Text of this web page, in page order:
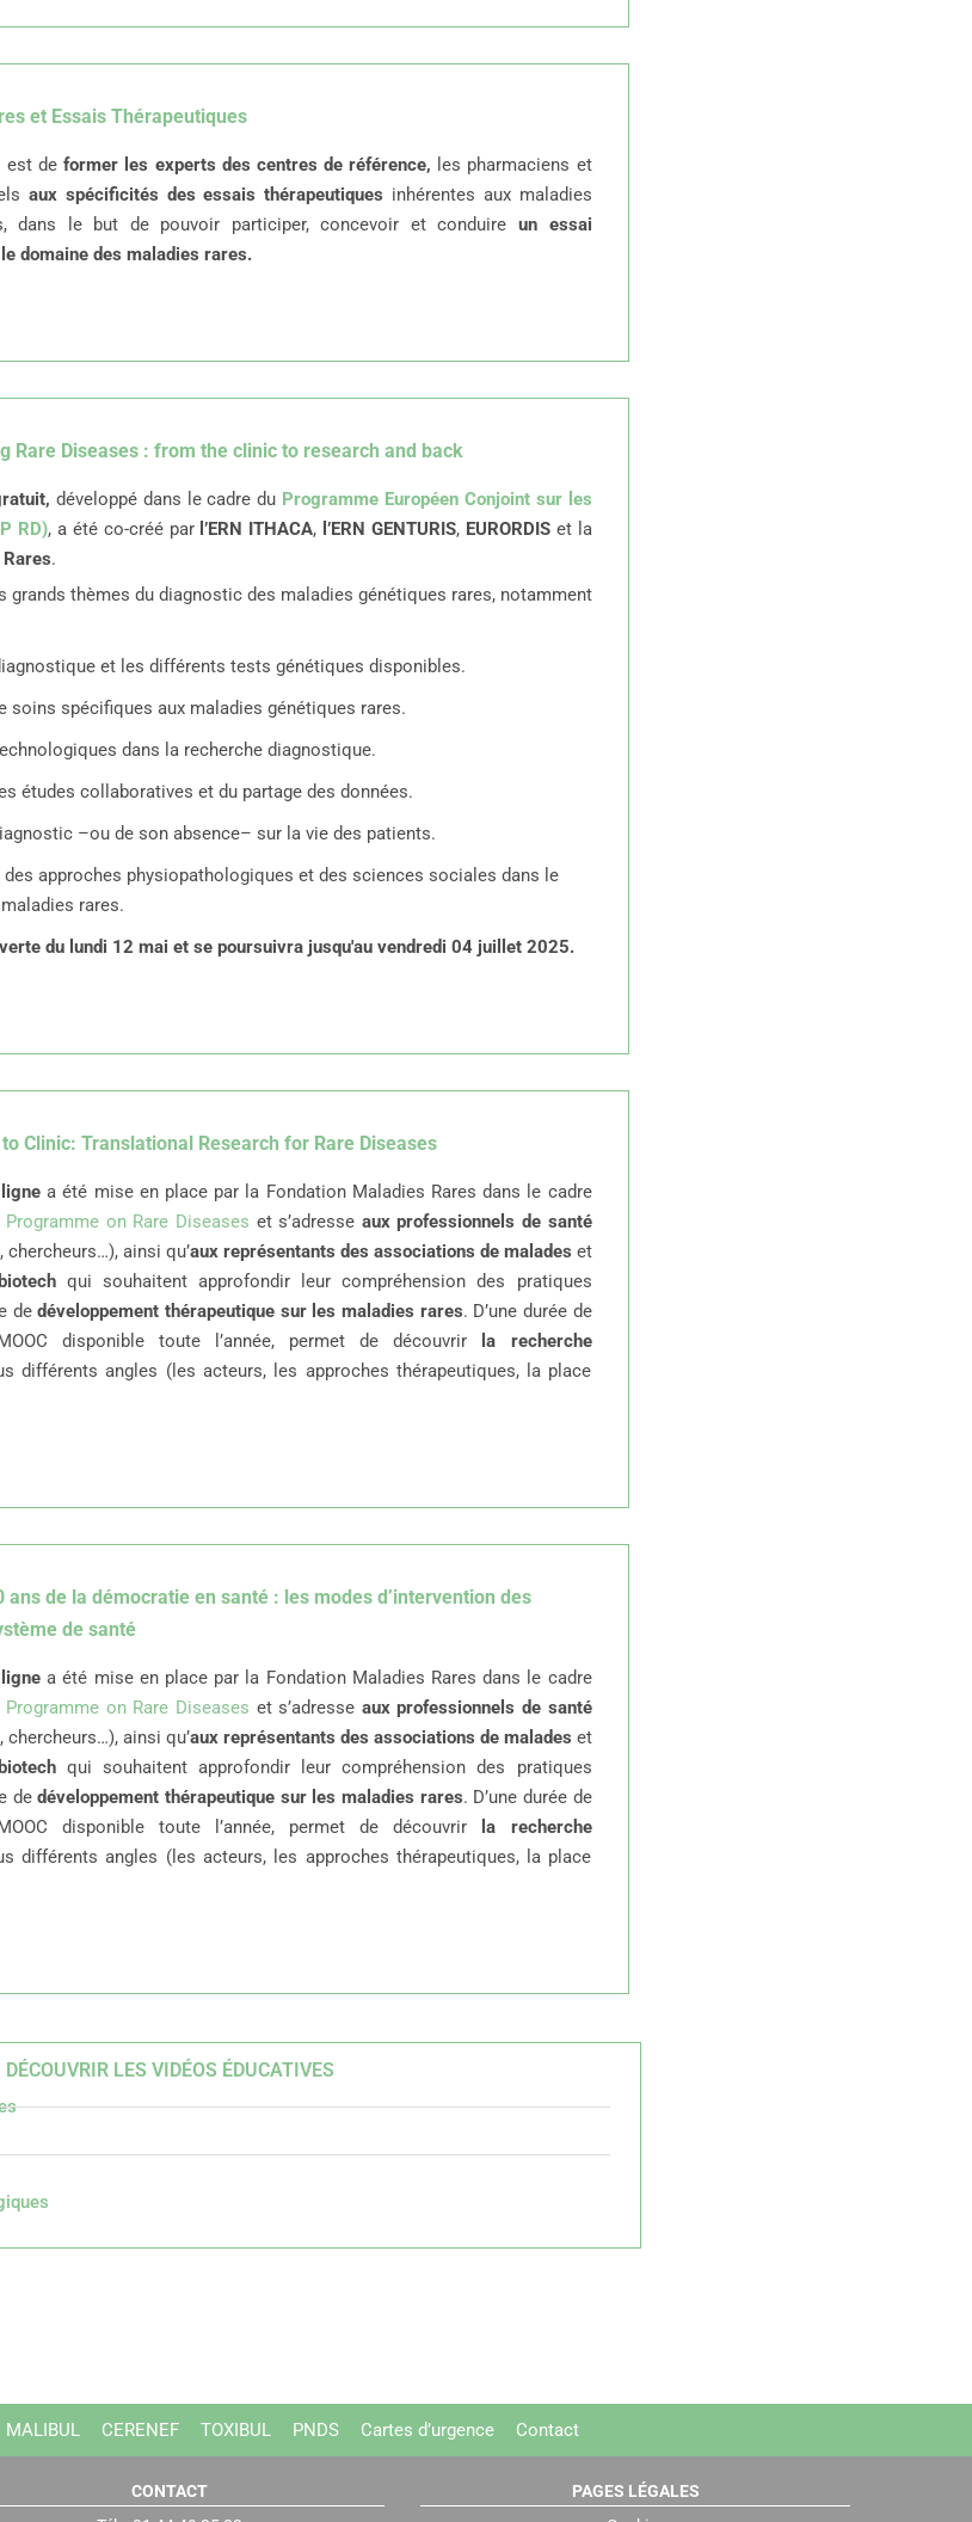
et Essais Thérapeutiques
est deformer les experts des centres de référence, les pharmaciens et
aux spécificités des essais thérapeutiques inhérentes aux maladies
dans le but de pouvoir participer, concevoir et conduire un essai
domaine des maladies rares.
Rare Diseases : from the clinic to research and back
développé dans le cadre du Programme Européen Conjoint sur les
RD), a été co-créé par l’ERN ITHACA, l’ERN GENTURIS, EURORDISet la
.
grands thèmes du diagnostic des maladies génétiques rares, notamment
et les différents tests génétiques disponibles.
soins spécifiques aux maladies génétiques rares.
dans la recherche diagnostique.
études collaboratives et du partage des données.
–ou de son absence– sur la vie des patients.
approches physiopathologiques et des sciences sociales dans le
rares.
du lundi 12 mai et se poursuivra jusqu'au vendredi 04 juillet 2025.
Clinic: Translational Research for Rare Diseases
a été mise en place par la Fondation Maladies Rares dans le cadre
Programme on Rare Diseases et s’adresse aux professionnels de santé
chercheurs…), ainsi qu’aux représentants des associations de malades et
qui souhaitent approfondir leur compréhension des pratiques
dedéveloppement thérapeutique sur les maladies rares. D’une durée de
disponible toute l’année, permet de découvrir
la recherche
différents angles (les acteurs, les approches thérapeutiques, la place
ans de la démocratie en santé : les modes d’intervention des
de santé
a été mise en place par la Fondation Maladies Rares dans le cadre
Programme on Rare Diseases et s’adresse aux professionnels de santé
chercheurs…), ainsi qu’aux représentants des associations de malades et
qui souhaitent approfondir leur compréhension des pratiques
dedéveloppement thérapeutique sur les maladies rares. D’une durée de
disponible toute l’année, permet de découvrir
la recherche
différents angles (les acteurs, les approches thérapeutiques, la place
DÉCOUVRIR LES VIDÉOS ÉDUCATIVES
MALIBUL CERENEF TOXIBUL PNDS Cartes d’urgence Contact
CONTACT
PAGES LÉGALES